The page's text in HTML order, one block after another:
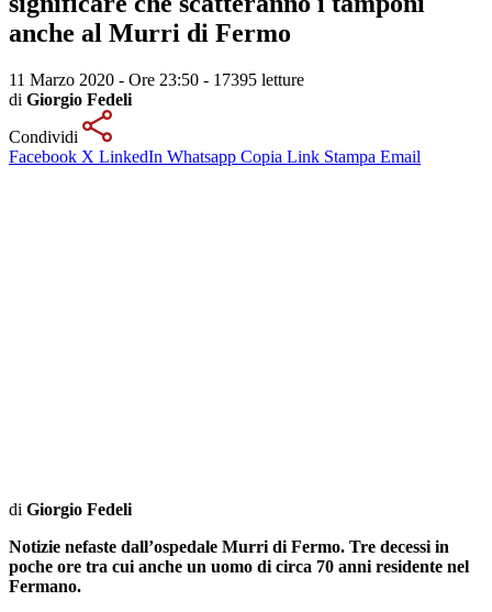
anche al Murri di Fermo
11 Marzo 2020 - Ore 23:50 - 17395 letture
di Giorgio Fedeli
Condividi
Facebook X LinkedIn Whatsapp Copia Link Stampa Email
di Giorgio Fedeli
Notizie nefaste dall’ospedale Murri di Fermo. Tre decessi in
poche ore tra cui anche un uomo di circa 70 anni residente nel
Fermano.